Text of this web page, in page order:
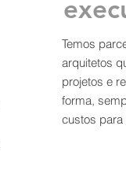
Temos
arquitetos
projetos e
forma,
custos para